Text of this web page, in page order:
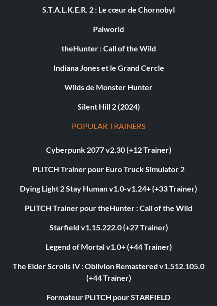
S.T.A.L.K.E.R. 2 : Le cœur de Chornobyl
Palworld
theHunter : Call of the Wild
Indiana Jones et le Grand Cercle
Wilds de Monster Hunter
Silent Hill 2 (2024)
POPULAR TRAINERS
Cyberpunk 2077 v2.30 (+12 Trainer)
PLITCH Trainer pour Euro Truck Simulator 2
Dying Light 2 Stay Human v1.0-v1.24+ (+33 Trainer)
PLITCH Trainer pour theHunter : Call of the Wild
Starfield v1.15.222.0 (+27 Trainer)
Legend of Mortal v1.0+ (+44 Trainer)
The Elder Scrolls IV : Oblivion Remastered v1.512.105.0
(+44 Trainer)
Formateur PLITCH pour STARFIELD